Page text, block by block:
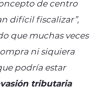
de centro
difícil fiscalizar”,
que muchas veces
ni siquiera
podría estar
tributaria